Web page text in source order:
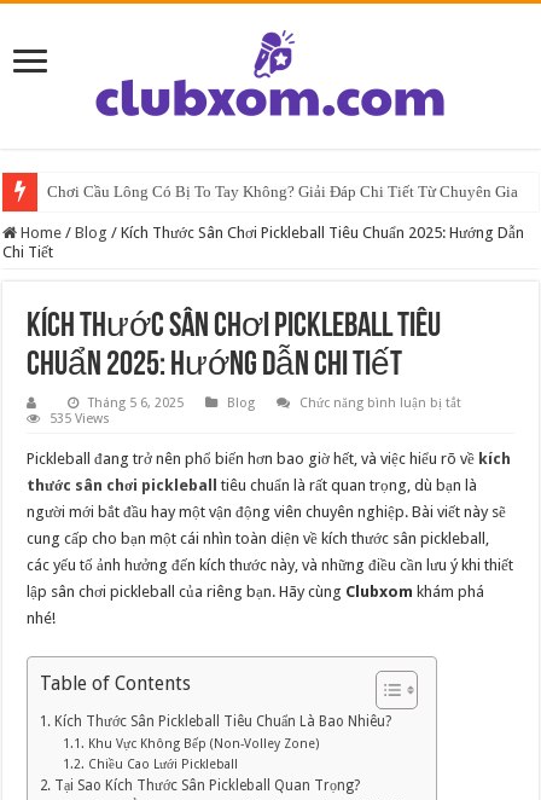
Chơi Cầu Lông Có Bị To Tay Không? Giải Đáp Chi Tiết Từ Chuyên Gia
Home / Blog / Kích Thước Sân Chơi Pickleball Tiêu Chuẩn 2025: Hướng Dẫn
Chi Tiết
Kích Thước Sân Chơi Pickleball Tiêu
Chuẩn 2025: Hướng Dẫn Chi Tiết
Tháng 5 6, 2025 Blog Chức năng bình luận bị tắtở
Sân
Chơi
Pickleball
Tiêu
Chuẩn
Hướng
Dẫn
Chi
Tiết
535 Views
Pickleball đang trở nên phổ biến hơn bao giờ hết, và việc hiểu rõ về kích
thước sân chơi pickleball
tiêu chuẩn là rất quan trọng, dù bạn là
người mới bắt đầu hay một vận động viên chuyên nghiệp. Bài viết này sẽ
cung cấp cho bạn một cái nhìn toàn diện về kích thước sân pickleball,
các yếu tố ảnh hưởng đến kích thước này, và những điều cần lưu ý khi thiết
lập sân chơi pickleball của riêng bạn. Hãy cùng Clubxom khám phá
nhé!
Table of Contents
1. Kích Thước Sân Pickleball Tiêu Chuẩn Là Bao Nhiêu?
1.1. Khu Vực Không Bếp (Non-Volley Zone)
1.2. Chiều Cao Lưới Pickleball
2. Tại Sao Kích Thước Sân Pickleball Quan Trọng?